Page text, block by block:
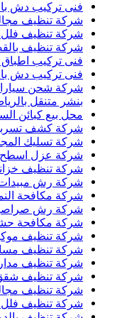
فنى تركيب دش
شركة تنظيف
شركة تنظيف فلل
شركة تنظيف
فنى تركيب اطباق
فنى تركيب دش
شركة شحن
بنشر متنقل
محل بيع كبائن
شركة كشف
شركة تسليك
شركة عزل اسطح
شركة تنظيف
شركة رش مبيدات
شركة مكافحة
شركة رش
شركة مكافحة
شركة تنظيف
شركة تنظيف
شركة تنظيف
شركة تنظيف شقق
شركة تنظيف
شركة تنظيف فلل